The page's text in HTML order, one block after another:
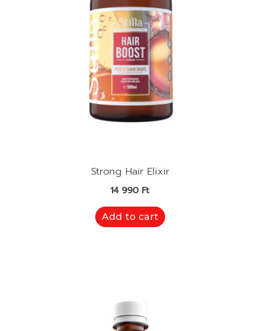
Strong Hair Elixir
14 990 Ft
Add to cart